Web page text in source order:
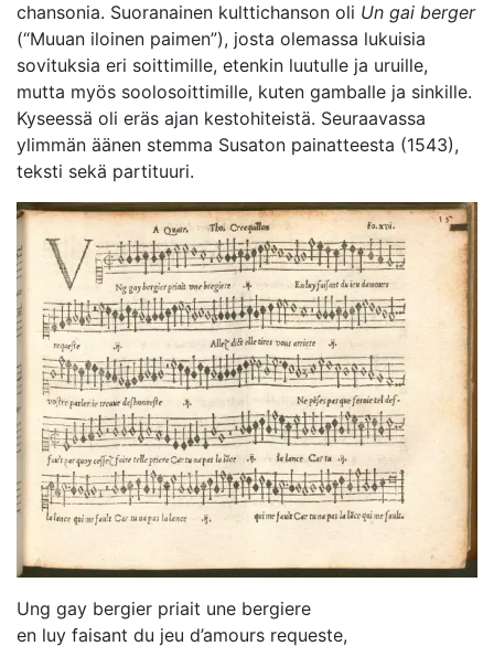
chansonia. Suoranainen kulttichanson oli Un gai berger
(“Muuan iloinen paimen”), josta olemassa lukuisia
sovituksia eri soittimille, etenkin luutulle ja uruille,
mutta myös soolosoittimille, kuten gamballe ja sinkille.
Kyseessä oli eräs ajan kestohiteistä. Seuraavassa
ylimmän äänen stemma Susaton painatteesta (1543),
teksti sekä partituuri.
Ung gay bergier priait une bergiere
en luy faisant du jeu d’amours requeste,